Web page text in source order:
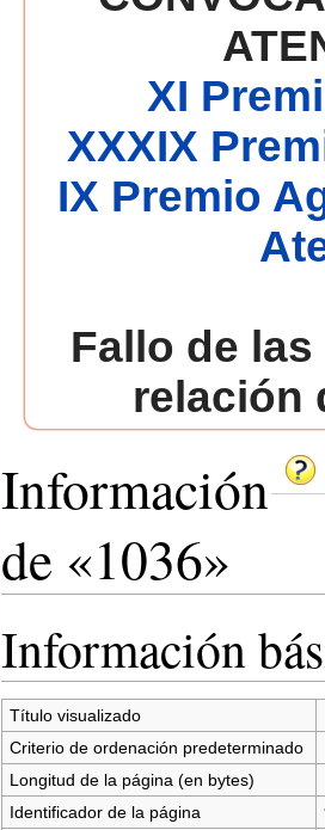
XI
XXXIX
IX Premio
Fallo de
relación
Información
de «1036»
Información
Título visualizado
Criterio de ordenación predeterminado
Longitud de la página (en bytes)
Identificador de la página